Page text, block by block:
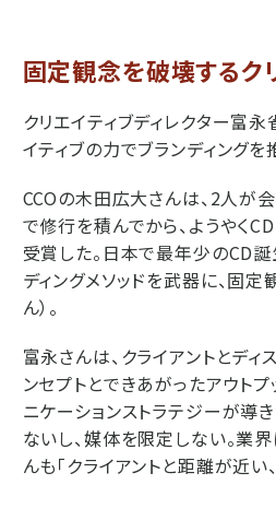
固定観念を破壊するク
クリエイティブディレクター富
イティブの力でブランディング
CCOの木田広大さんは、2人が
で修行を積んでから、ようやく
受賞した。日本で最年少のCD
ディングメソッドを武器に、固
ん）。
富永さんは、クライアントとデ
ンセプトとできあがったアウト
ニケーションストラテジーが導
ないし、媒体を限定しない。業
んも「クライアントと距離が近